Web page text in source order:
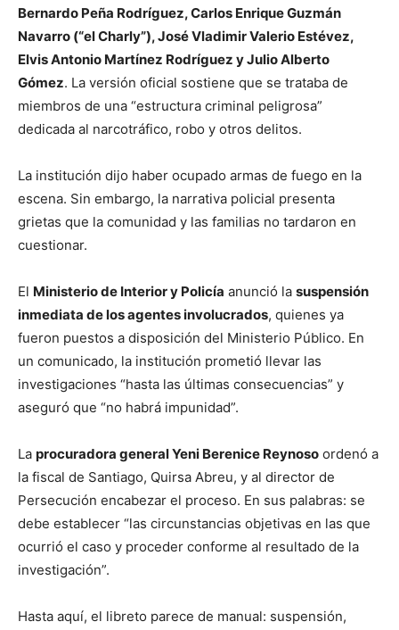
Bernardo Peña Rodríguez, Carlos Enrique Guzmán
Navarro (“el Charly”), José Vladimir Valerio Estévez,
Elvis Antonio Martínez Rodríguez y Julio Alberto
Gómez. La versión oficial sostiene que se trataba de
miembros de una “estructura criminal peligrosa”
dedicada al narcotráfico, robo y otros delitos.
La institución dijo haber ocupado armas de fuego en la
escena. Sin embargo, la narrativa policial presenta
grietas que la comunidad y las familias no tardaron en
cuestionar.
El Ministerio de Interior y Policía anunció la suspensión
inmediata de los agentes involucrados, quienes ya
fueron puestos a disposición del Ministerio Público. En
un comunicado, la institución prometió llevar las
investigaciones “hasta las últimas consecuencias” y
aseguró que “no habrá impunidad”.
La procuradora general Yeni Berenice Reynoso ordenó a
la fiscal de Santiago, Quirsa Abreu, y al director de
Persecución encabezar el proceso. En sus palabras: se
debe establecer “las circunstancias objetivas en las que
ocurrió el caso y proceder conforme al resultado de la
investigación”.
Hasta aquí, el libreto parece de manual: suspensión,